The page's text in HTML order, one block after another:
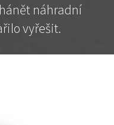
náhradní
vyřešit.